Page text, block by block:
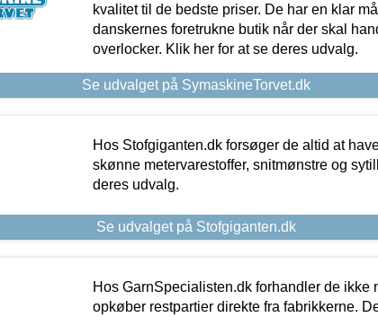
kvalitet til de bedste priser. De har en klar
danskernes foretrukne butik når der skal
overlocker. Klik her for at se deres udvalg.
Se udvalget på SymaskineTorvet.dk
Hos Stofgiganten.dk forsøger de altid at
skønne metervarestoffer, snitmønstre og
deres udvalg.
Se udvalget på Stofgiganten.dk
Hos GarnSpecialisten.dk forhandler de ikke
opkøber restpartier direkte fra fabrikkerne.